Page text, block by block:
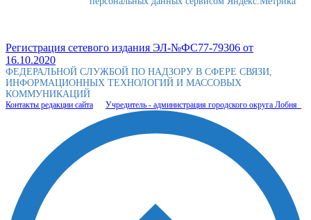
Регистрация сетевого издания ЭЛ-№ФС77-79306 от
16.10.2020
ФЕДЕРАЛЬНОЙ СЛУЖБОЙ ПО НАДЗОРУ В СФЕРЕ СВЯЗИ,
ИНФОРМАЦИОННЫХ ТЕХНОЛОГИЙ И МАССОВЫХ
КОММУНИКАЦИЙ
Контакты редакции сайта Учредитель - администрация городского округа Лобня